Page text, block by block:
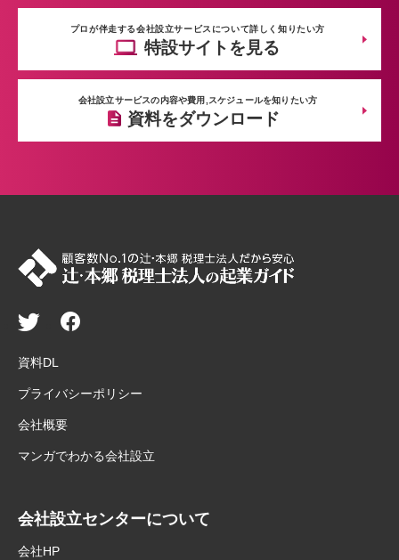
プロが伴走する会社設立サービスについて詳しく知りたい方
特設サイトを見る
会社設立サービスの内容や費用,スケジュールを知りたい方
資料をダウンロード
資料DL
プライバシーポリシー
会社概要
マンガでわかる会社設立
会社設立センターについて
会社HP